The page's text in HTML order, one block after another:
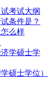
考试大纲
条件是？
么样
学硕士学
硕士学位）